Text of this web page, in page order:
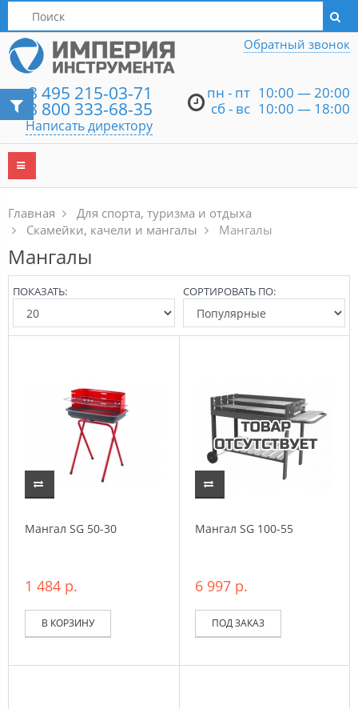
Написать директору
8 495 215-03-71
8 800 333-68-35
Написать директору
пн - пт 10:00 — 20:00
сб - вс 10:00 — 18:00
Обратный звонок
Главная
Для спорта, туризма и отдыха
Скамейки, качели и мангалы
Мангалы
Мангалы
СОРТИРОВАТЬ ПО:
ПОКАЗАТЬ:
Мангал SG 50-30
1 484 р.
В КОРЗИНУ
Мангал SG 100-55
6 997 р.
ПОД ЗАКАЗ